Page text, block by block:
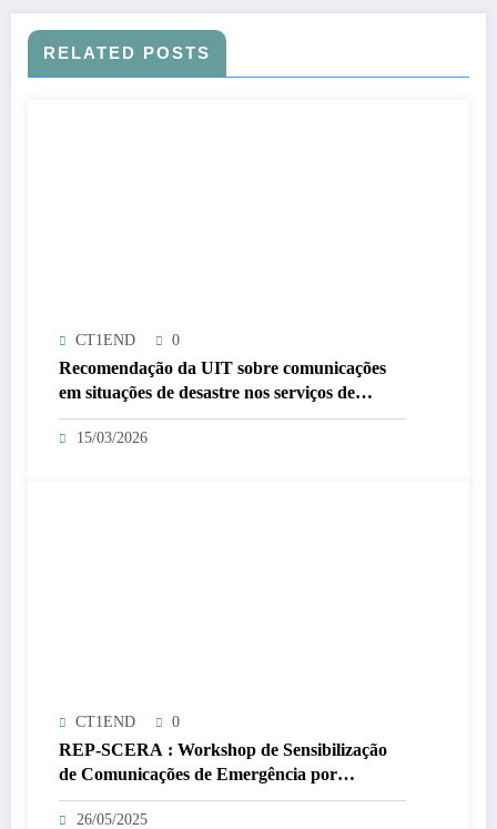
RELATED POSTS
CT1END 0
Recomendação da UIT sobre comunicações
em situações de desastre nos serviços de
amador e amador por satélite atualizada.
15/03/2026
CT1END 0
REP-SCERA : Workshop de Sensibilização
de Comunicações de Emergência por
Radioamadores/Radio-Operadores
26/05/2025